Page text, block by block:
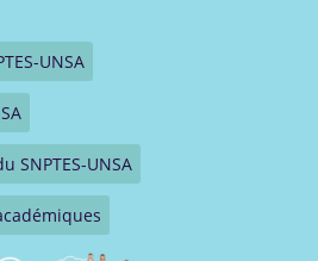
UNSA
SNPTES-UNSA